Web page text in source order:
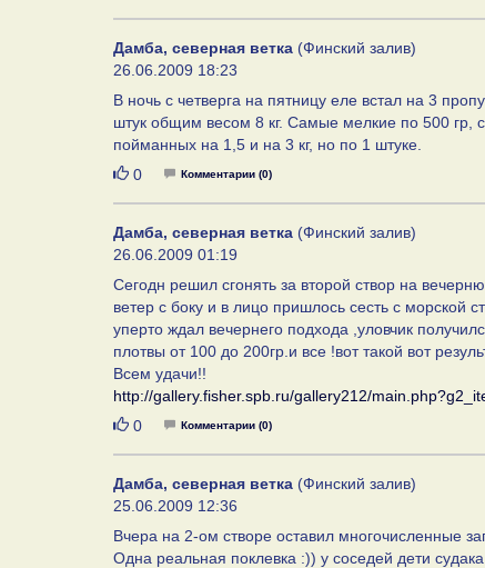
Дамба, северная ветка (Финский залив)
26.06.2009 18:23
В ночь с четверга на пятницу еле встал на 3
штук общим весом 8 кг. Самые мелкие по 500 гр,
пойманных на 1,5 и на 3 кг, но по 1 штуке.
Нравится
0 Комментарии (0)
Дамба, северная ветка (Финский залив)
26.06.2009 01:19
Сегодн решил сгонять за второй створ на
ветер с боку и в лицо пришлось сесть с морской
уперто ждал вечернего подхода ,уловчик
плотвы от 100 до 200гр.и все !вот такой вот
Всем удачи!!
http://gallery.fisher.spb.ru/gallery212/
Нравится
0 Комментарии (0)
Дамба, северная ветка (Финский залив)
25.06.2009 12:36
Вчера на 2-ом створе оставил многочисленные
Одна реальная поклевка :)) у соседей дети